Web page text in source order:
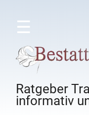
☰
Ratgeber
informativ